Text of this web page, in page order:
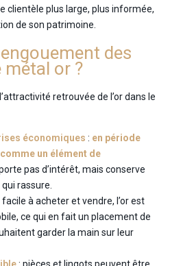
clientèle plus large, plus informée,
de son patrimoine.
des
métal or ?
retrouvée de l’or dans le
économiques : en période
un élément de
pas d’intérêt, mais conserve
rassure.
facile à acheter et vendre, l’or est
ce qui en fait un placement de
garder la main sur leur